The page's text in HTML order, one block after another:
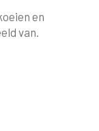
en
van.